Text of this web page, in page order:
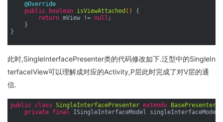
@Override
public
boolean isViewAttached ()
{
return mView != null ;
    }
}
此时,SingleInterfacePresenter类的代码修改如下.泛型中的SingleIn
terfaceIView可以理解成对应的Activity,P层此时完成了对V层的通
信.
public class SingleInterfacePresenter extends BasePresenter
private final ISingleInterfaceModel singleInterfaceModel;